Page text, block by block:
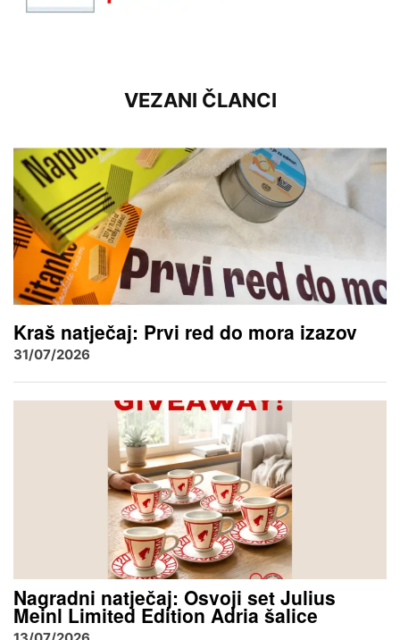
VEZANI ČLANCI
Kraš natječaj: Prvi red do mora izazov
31/07/2026
Nagradni natječaj: Osvoji set Julius
Meinl Limited Edition Adria šalice